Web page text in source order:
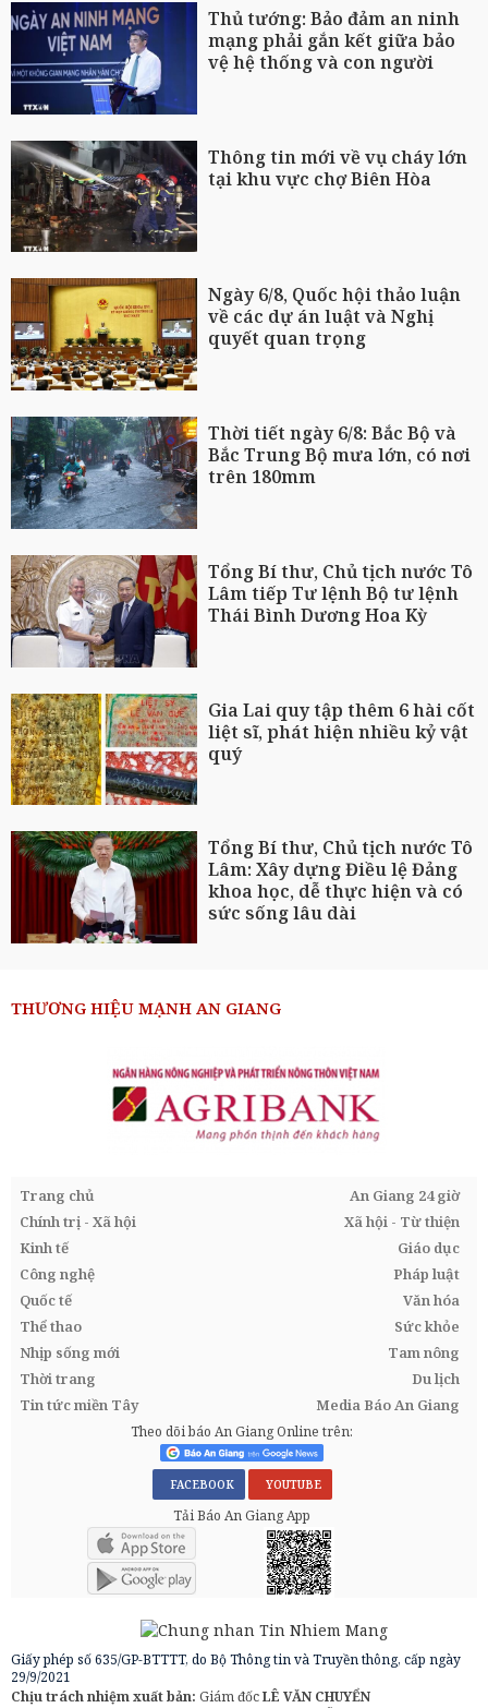
Thủ tướng: Bảo đảm an ninh
mạng phải gắn kết giữa bảo
vệ hệ thống và con người
Thông tin mới về vụ cháy lớn
tại khu vực chợ Biên Hòa
Ngày 6/8, Quốc hội thảo luận
về các dự án luật và Nghị
quyết quan trọng
Thời tiết ngày 6/8: Bắc Bộ và
Bắc Trung Bộ mưa lớn, có nơi
trên 180mm
Tổng Bí thư, Chủ tịch nước Tô
Lâm tiếp Tư lệnh Bộ tư lệnh
Thái Bình Dương Hoa Kỳ
Gia Lai quy tập thêm 6 hài cốt
liệt sĩ, phát hiện nhiều kỷ vật
quý
Tổng Bí thư, Chủ tịch nước Tô
Lâm: Xây dựng Điều lệ Đảng
khoa học, dễ thực hiện và có
sức sống lâu dài
THƯƠNG HIỆU MẠNH AN GIANG
Trang chủ
An Giang 24 giờ
Chính trị - Xã hội
Xã hội - Từ thiện
Kinh tế
Giáo dục
Công nghệ
Pháp luật
Quốc tế
Văn hóa
Thể thao
Sức khỏe
Nhịp sống mới
Tam nông
Thời trang
Du lịch
Tin tức miền Tây
Media Báo An Giang
Theo dõi báo An Giang Online trên:
FACEBOOK YOUTUBE
Tải Báo An Giang App
Giấy phép số 635/GP-BTTTT, do Bộ Thông tin và Truyền thông, cấp ngày
29/9/2021
Chịu trách nhiệm xuất bản: Giám đốcLÊ VĂN CHUYỂN